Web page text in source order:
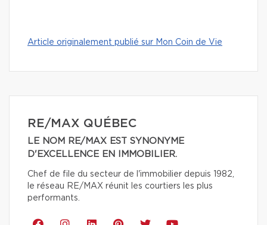
Article originalement publié sur Mon Coin de Vie
RE/MAX QUÉBEC
LE NOM RE/MAX EST SYNONYME
D'EXCELLENCE EN IMMOBILIER.
Chef de file du secteur de l'immobilier depuis 1982,
le réseau RE/MAX réunit les courtiers les plus
performants.